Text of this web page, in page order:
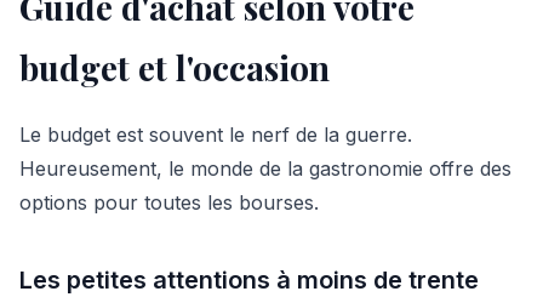
budget et l'occasion
Le budget est souvent le nerf de la guerre.
Heureusement, le monde de la gastronomie offre des
options pour toutes les bourses.
Les petites attentions à moins de trente